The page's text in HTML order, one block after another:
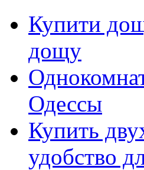
Купити
дощу
Одессы
Купить
удобство